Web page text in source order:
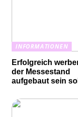
INFORMATIONEN
Erfolgreich
der Messestand
aufgebaut sein